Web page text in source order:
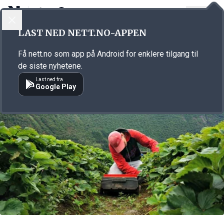
Annonsørinnhold
LAST NED NETT.NO-APPEN
Få nett.no som app på Android for enklere tilgang til
de siste nyhetene.
Last ned fra
Google Play